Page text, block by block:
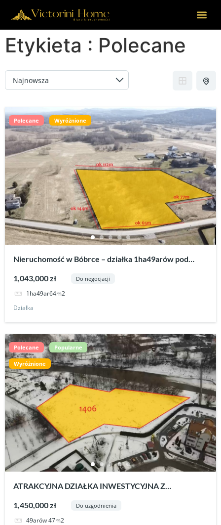
Etykieta : Polecane
Polecane Wyróżnione
Nieruchomość w Bóbrce – działka 1ha49arów pod
1,043,000 zł Do negocjacji
1ha49ar64m2
Działka
Polecane Popularne
Wyróżnione
ATRAKCYJNA DZIAŁKA INWESTYCYJNA Z
STRZYŻÓW.
1,450,000 zł Do uzgodnienia
49arów 47m2